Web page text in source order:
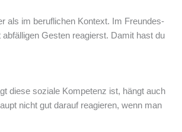
als im beruflichen Kontext. Im Freundes-
Gesten reagierst. Damit hast du
diese soziale Kompetenz ist, hängt auch
nicht gut darauf reagieren, wenn man